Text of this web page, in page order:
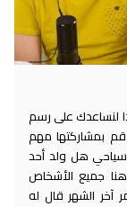
لنساعدك على رسم
بمشاركتها مهم
هل ولد أحد
جميع الأشخاص
الشهر قال له